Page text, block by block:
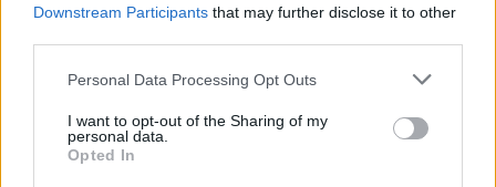
Downstream Participants that may further disclose it to other
Personal Data Processing Opt Outs
I want to opt-out of the Sharing of my
personal data.
Opted In